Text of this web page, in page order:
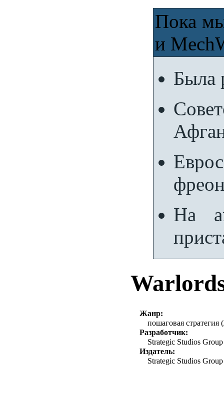
Пока
и
Была
На
Жанр:
пошаговая стратегия
Разработчик:
Strategic Studios Group
Издатель:
Strategic Studios Group